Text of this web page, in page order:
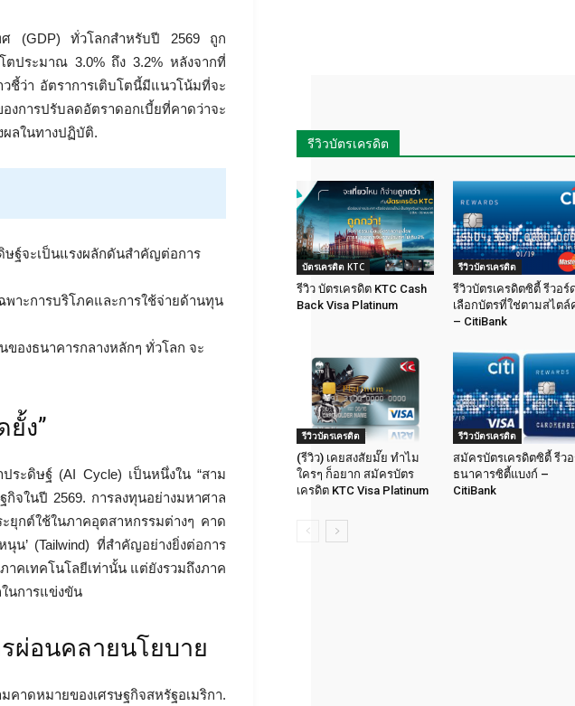
ศ (GDP) ทั่วโลกสำหรับปี 2569 ถูก
ตประมาณ 3.0% ถึง 3.2% หลังจากที่
ชี้ว่า อัตราการเติบโตนี้มีแนวโน้มที่จะ
การปรับลดอัตราดอกเบี้ยที่คาดว่าจะ
ผลในทางปฏิบัติ.
ฐ์จะเป็นแรงผลักดันสำคัญต่อการ
พาะการบริโภคและการใช้จ่ายด้านทุน
ของธนาคารกลางหลักๆ ทั่วโลก จะ
ง”
ระดิษฐ์ (AI Cycle) เป็นหนึ่งใน “สาม
จในปี 2569. การลงทุนอย่างมหาศาล
ยุกต์ใช้ในภาคอุตสาหกรรมต่างๆ คาด
น’ (Tailwind) ที่สำคัญอย่างยิ่งต่อการ
คเทคโนโลยีเท่านั้น แต่ยังรวมถึงภาค
นการแข่งขัน
ผ่อนคลายนโยบาย
าดหมายของเศรษฐกิจสหรัฐอเมริกา.
รีวิวบัตรเครดิต
บัตรเครดิต KTC
รีวิว บัตรเครดิต KTC Cash
Back Visa Platinum
รีวิวบัตรเครดิต
รีวิวบัตรเครดิตซิตี้ รีวอร์
เลือกบัตรที่ใช่ตามสไต
– CitiBank
รีวิวบัตรเครดิต
(รีวิว) เคยสงสัยมั๊ย ทำไม
ใครๆ ก็อยาก สมัครบัตร
เครดิต KTC Visa Platinum
รีวิวบัตรเครดิต
สมัครบัตรเครดิตซิตี้ รีว
ธนาคารซิตี้แบงก์ –
CitiBank